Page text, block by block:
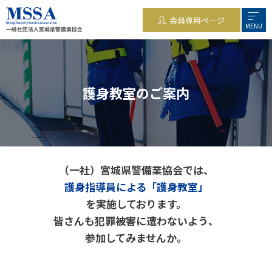
会員専用ページ MENU
護身教室のご案内
（一社）宮城県警備業協会では、
護身指導員による「護身教室」
を実施しております。
皆さんも犯罪被害に遭わないよう、
参加してみませんか。